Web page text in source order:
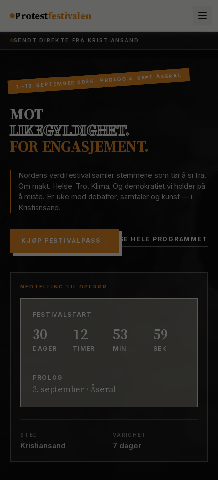
Hopp til innhold
Protestfestivalen
SENDT DIREKTE FRA KRISTIANSAND
7.–13. SEPTEMBER 2026 · PROLOG 3. SEPT ÅSERAL
MOT
LIKEGYLDIGHET.
FOR ENGASJEMENT.
Nordens verdifestival samler stemmene som tør å si fra.
Om makt. Helse. Tro. Klima. Og demokratiet vi holder på
å miste. En uke med debatter, samtaler og kunst — i
Kristiansand.
KJØP FESTIVALPASS → SE HELE PROGRAMMET
NEDTELLING TIL OPPRØR
FESTIVALSTART
30
DAGER
12
TIMER
53
MIN
57
SEK
PROLOG
3. september · Åseral
STED
Kristiansand
VARIGHET
7 dager